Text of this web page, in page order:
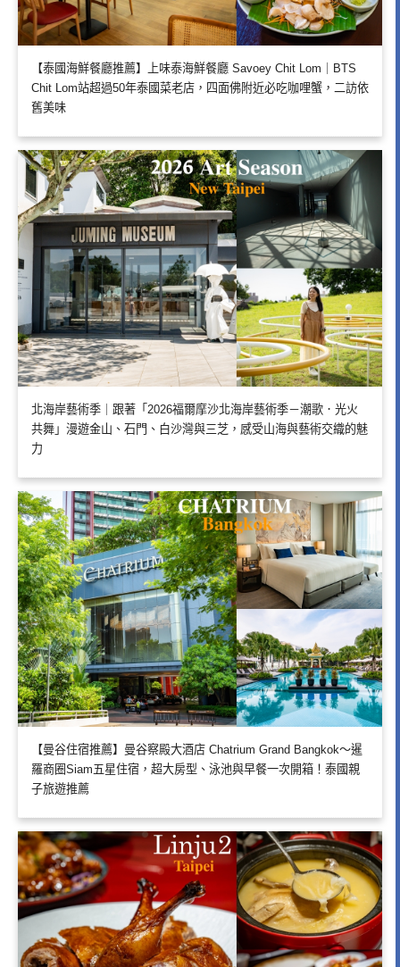
【泰國海鮮餐廳推薦】上味泰海鮮餐廳 Savoey Chit Lom｜BTS
Chit Lom站超過50年泰國菜老店，四面佛附近必吃咖哩蟹，二訪依
舊美味
北海岸藝術季｜跟著「2026福爾摩沙北海岸藝術季－潮歌．光火
共舞」漫遊金山、石門、白沙灣與三芝，感受山海與藝術交織的魅
力
【曼谷住宿推薦】曼谷察殿大酒店 Chatrium Grand Bangkok～暹
羅商圈Siam五星住宿，超大房型、泳池與早餐一次開箱！泰國親
子旅遊推薦